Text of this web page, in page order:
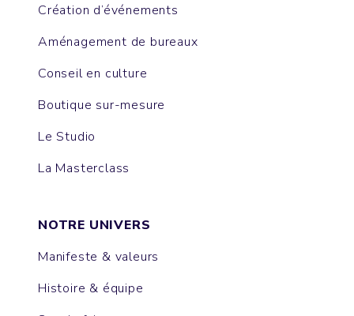
Création d’événements
Aménagement de bureaux
Conseil en culture
Boutique sur-mesure
Le Studio
La Masterclass
NOTRE UNIVERS
Manifeste & valeurs
Histoire & équipe